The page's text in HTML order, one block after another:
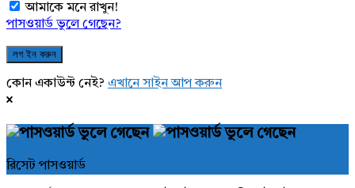
আমাকে মনে রাখুন!
পাসওয়ার্ড ভুলে গেছেন?
কোন একাউন্ট নেই? এখানে সাইন আপ করুন
রিসেট পাসওয়ার্ড